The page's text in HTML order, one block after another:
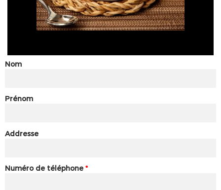
Nom
Prénom
Addresse
Numéro de téléphone *